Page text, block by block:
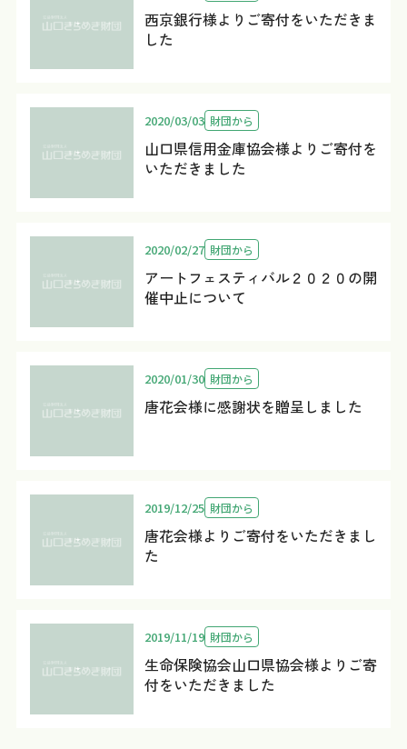
西京銀行様よりご寄付をいただきま
した
山口県信用金庫協会様よりご寄付を
いただきました
2020/03/03 財団から
アートフェスティバル２０２０の開
催中止について
2020/02/27 財団から
唐花会様に感謝状を贈呈しました
2020/01/30 財団から
唐花会様よりご寄付をいただきまし
た
2019/12/25 財団から
生命保険協会山口県協会様よりご寄
付をいただきました
2019/11/19 財団から